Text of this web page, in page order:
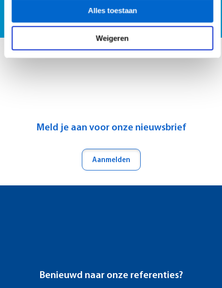
Alles toestaan
Weigeren
Vraag SmartScan demo aan
Meld je aan voor onze nieuwsbrief
Aanmelden
Benieuwd naar onze referenties?